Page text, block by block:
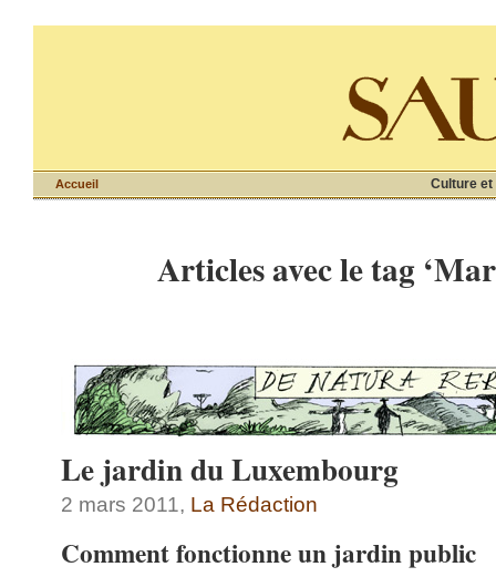
Culture et
Accueil
Articles avec le tag
Le jardin du Luxembourg
2 mars 2011, La Rédaction
Comment fonctionne un jardin public